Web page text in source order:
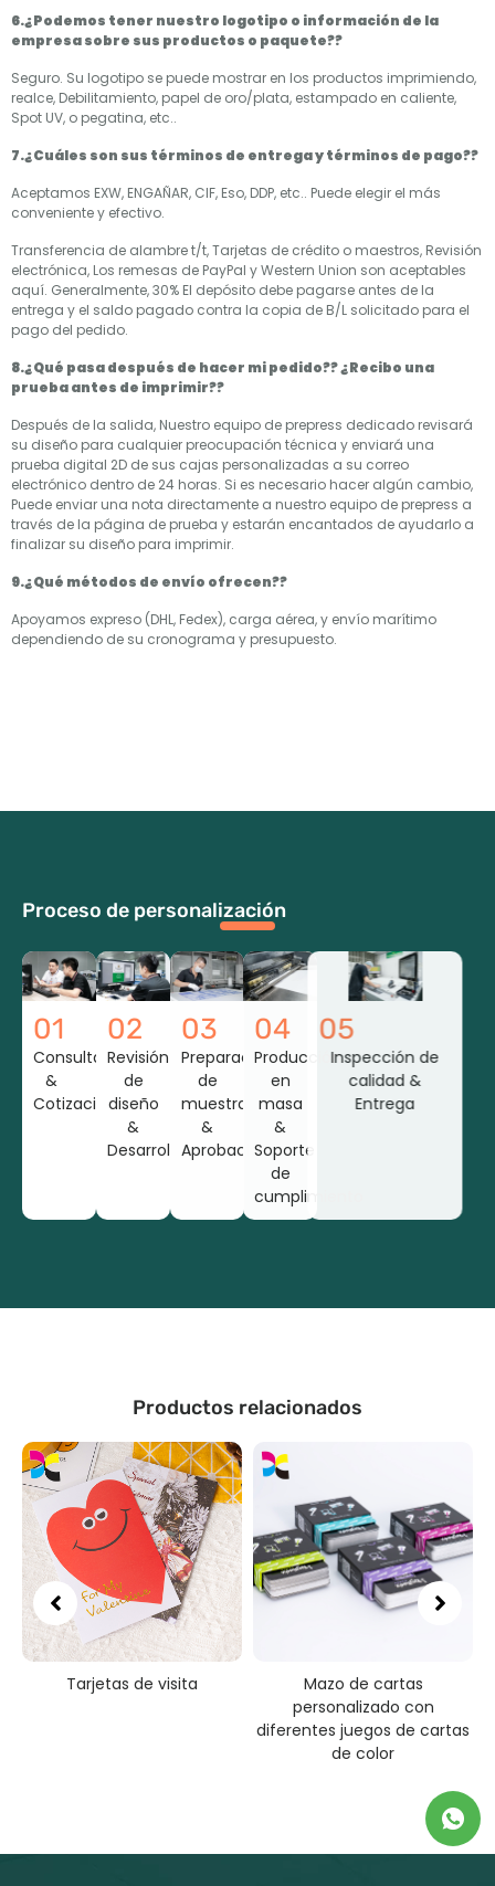
6.¿Podemos tener nuestro logotipo o información de la
empresa sobre sus productos o paquete??
Seguro. Su logotipo se puede mostrar en los productos imprimiendo,
realce, Debilitamiento, papel de oro/plata, estampado en caliente,
Spot UV, o pegatina, etc..
7.¿Cuáles son sus términos de entrega y términos de pago??
Aceptamos EXW, ENGAÑAR, CIF, Eso, DDP, etc.. Puede elegir el más
conveniente y efectivo.
Transferencia de alambre t/t, Tarjetas de crédito o maestros, Revisión
electrónica, Los remesas de PayPal y Western Union son aceptables
aquí. Generalmente, 30% El depósito debe pagarse antes de la
entrega y el saldo pagado contra la copia de B/L solicitado para el
pago del pedido.
8.¿Qué pasa después de hacer mi pedido?? ¿Recibo una
prueba antes de imprimir??
Después de la salida, Nuestro equipo de prepress dedicado revisará
su diseño para cualquier preocupación técnica y enviará una
prueba digital 2D de sus cajas personalizadas a su correo
electrónico dentro de 24 horas. Si es necesario hacer algún cambio,
Puede enviar una nota directamente a nuestro equipo de prepress a
través de la página de prueba y estarán encantados de ayudarlo a
finalizar su diseño para imprimir.
9.¿Qué métodos de envío ofrecen??
Apoyamos expreso (DHL, Fedex), carga aérea, y envío marítimo
dependiendo de su cronograma y presupuesto.
Proceso de personalización
01
Consulta
&
Cotización
02
Revisión
de
diseño
&
Desarrollo
03
Preparación
de
muestra
&
Aprobación
04
Producción
en
masa
&
Soporte
de
cumplimiento
05
Inspección de
calidad &
Entrega
Productos relacionados
Mazo de cartas
personalizado con
diferentes juegos de cartas
Juego de
personalizado